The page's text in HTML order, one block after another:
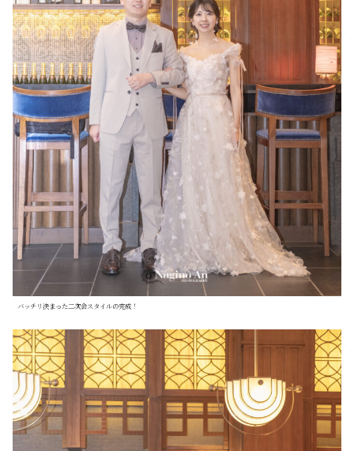
バッチリ決まった二次会スタイルの完成！